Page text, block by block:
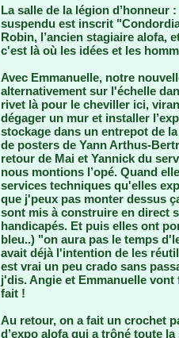
La salle de la légion d’honneur
suspendu est inscrit
Robin, l’ancien stagiaire alofa,
c'est là où les idées et les
Avec Emmanuelle, notre
alternativement sur l'échelle
rivet là pour le cheviller ici,
dégager un mur et installer
stockage dans un entrepot de
de posters de Yann Arthus-
retour de Mai et Yannick du
nous montions l’opé. Quand
services techniques qu'elles
que j'peux pas monter dessus
sont mis à construire en direct
handicapés. Et puis elles ont
bleu..) "on aura pas le temps
avait déjà l'intention de les
est vrai un peu crado sans
j'dis. Angie et Emmanuelle
fait !
Au retour, on a fait un crochet
d’expo alofa qui a trôné toute